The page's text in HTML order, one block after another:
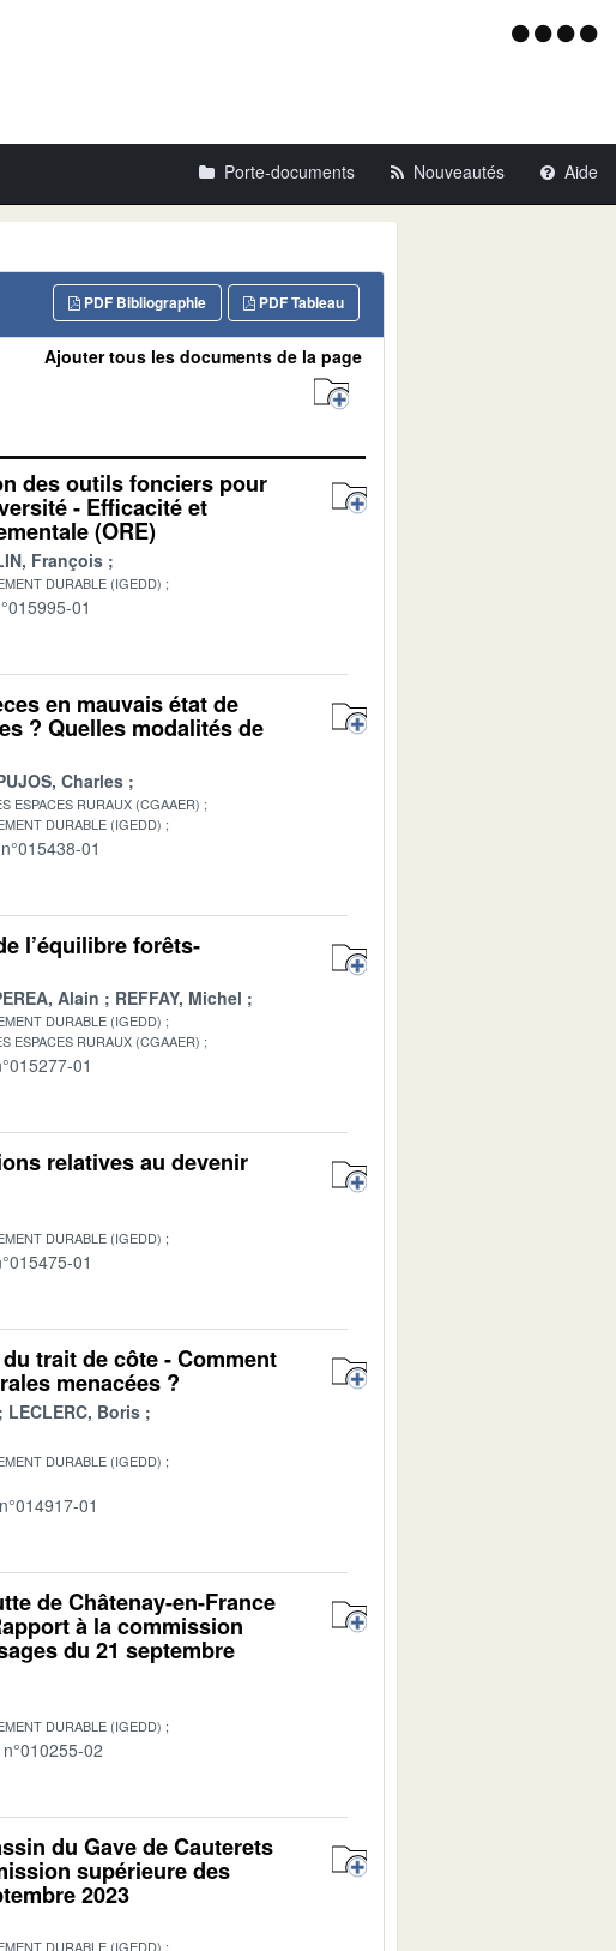
Menu
Porte-documents Nouveautés Aide
PDF Tableau
PDF Bibliographie
Ajouter tous les documents de la page
des outils fonciers pour
- Efficacité et
(ORE)
François
DURABLE (IGEDD)
01
en mauvais état de
? Quelles modalités de
Charles
ESPACES RURAUX (CGAAER)
DURABLE (IGEDD)
01
l’équilibre forêts-
Alain REFFAY, Michel
DURABLE (IGEDD)
ESPACES RURAUX (CGAAER)
01
relatives au devenir
DURABLE (IGEDD)
01
trait de côte - Comment
menacées ?
LECLERC, Boris
DURABLE (IGEDD)
01
de Châtenay-en-France
à la commission
du 21 septembre
DURABLE (IGEDD)
02
du Gave de Cauterets
supérieure des
2023
DURABLE (IGEDD)